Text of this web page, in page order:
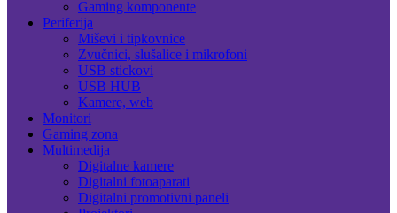
Gaming komponente
Periferija
Miševi i tipkovnice
Zvučnici, slušalice i mikrofoni
USB stickovi
USB HUB
Kamere, web
Monitori
Gaming zona
Multimedija
Digitalne kamere
Digitalni fotoaparati
Digitalni promotivni paneli